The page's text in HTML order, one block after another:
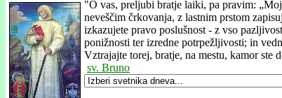
"O vas, preljubi bratje laiki, pa pravim:
neveščim črkovanja, z lastnim prstom
izkazujete pravo poslušnost - z vso
ponižnosti ter izredne potrpežljivosti; in
Vztrajajte torej, bratje, na mestu, kamor ste
sv. Bruno